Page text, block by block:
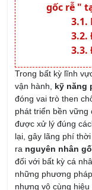
gốc rễ "
Trong bất kỳ lĩnh
vận hành, kỹ năng
đóng vai trò then
phát triển bền vững
được xử lý đúng
lại, gây lãng phí
ra nguyên nhân
đối với bất kỳ cá
những phương
nhưng vô cùng